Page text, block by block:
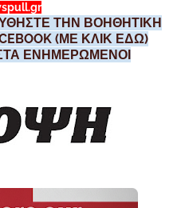
ΤΗΝ ΒΟΗΘΗΤΙΚΗ
(ΜΕ ΚΛΙΚ ΕΔΩ)
ΕΝΗΜΕΡΩΜΕΝΟΙ